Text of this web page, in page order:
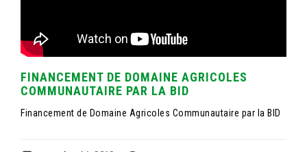
FINANCEMENT DE DOMAINE AGRICOLES
COMMUNAUTAIRE PAR LA BID
Financement de Domaine Agricoles Communautaire par la BID